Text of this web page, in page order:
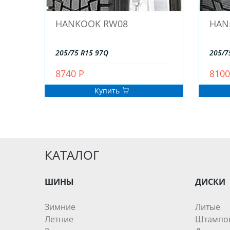
HANKOOK RW08
205/75 R15 97Q
8740 Р
Купить
205/
КАТАЛОГ
ШИНЫ
Зимние
Летние
ДИСКИ
Литые